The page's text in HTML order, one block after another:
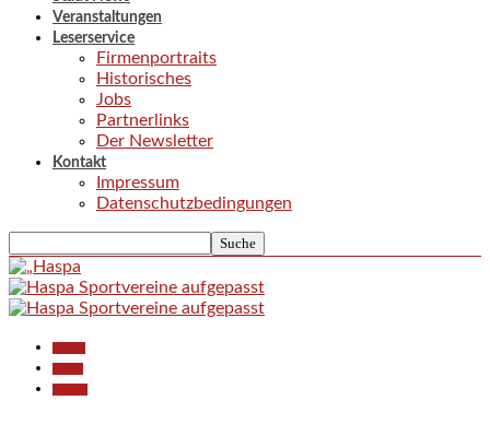
Veranstaltungen
Leserservice
Firmenportraits
Historisches
Jobs
Partnerlinks
Der Newsletter
Kontakt
Impressum
Datenschutzbedingungen